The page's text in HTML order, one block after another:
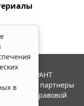
в
ГАРАНТ
и ее партнеры
правовой